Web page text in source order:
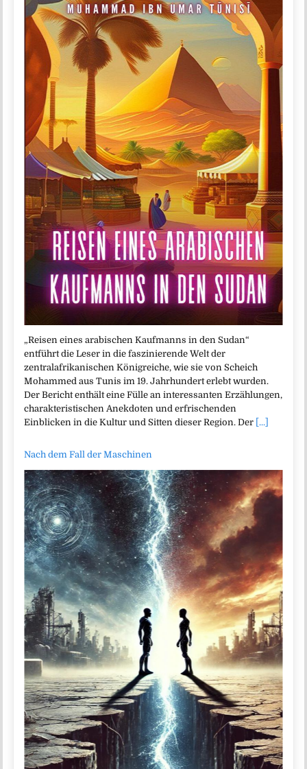
„Reisen eines arabischen Kaufmanns in den Sudan“
entführt die Leser in die faszinierende Welt der
zentralafrikanischen Königreiche, wie sie von Scheich
Mohammed aus Tunis im 19. Jahrhundert erlebt wurden.
Der Bericht enthält eine Fülle an interessanten Erzählungen,
charakteristischen Anekdoten und erfrischenden
Einblicken in die Kultur und Sitten dieser Region. Der [...]
Nach dem Fall der Maschinen